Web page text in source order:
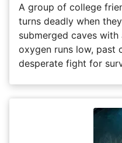
A group of college
turns deadly when
submerged caves
oxygen runs low, past
desperate fight for